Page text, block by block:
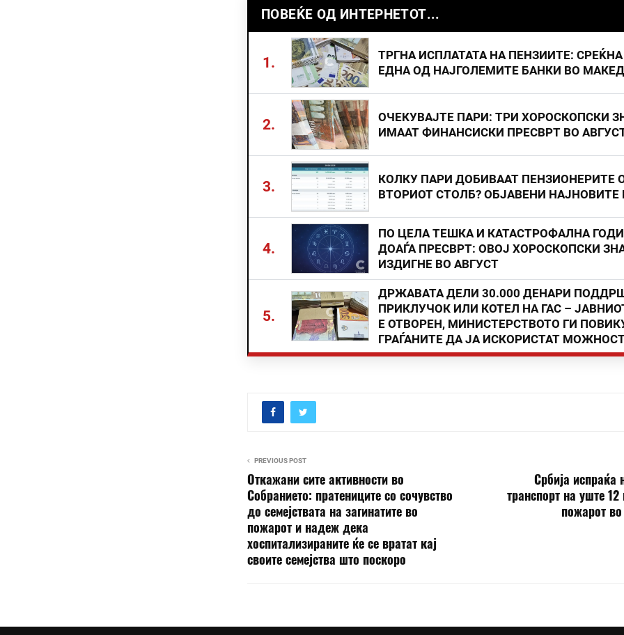
ПОВЕЌЕ ОД ИНТЕРНЕТОТ...
1.
ТРГНА ИСПЛАТАТА НА ПЕНЗИИТЕ:
ЕДНА ОД НАЈГОЛЕМИТЕ БАНКИ ВО
2.
ОЧЕКУВАЈТЕ ПАРИ: ТРИ ХОРОСКОПСКИ
ИМААТ ФИНАНСИСКИ ПРЕСВРТ ВО
3.
КОЛКУ ПАРИ ДОБИВААТ ПЕНЗИОНЕРИТЕ
ВТОРИОТ СТОЛБ? ОБЈАВЕНИ НАЈНОВИТЕ
4.
ПО ЦЕЛА ТЕШКА И КАТАСТРОФАЛНА
ДОАЃА ПРЕСВРТ: ОВОЈ ХОРОСКОПСКИ
ИЗДИГНЕ ВО АВГУСТ
5.
ДРЖАВАТА ДЕЛИ 30.000 ДЕНАРИ
ПРИКЛУЧОК ИЛИ КОТЕЛ НА ГАС –
Е ОТВОРЕН, МИНИСТЕРСТВОТО ГИ
ГРАЃАНИТЕ ДА ЈА ИСКОРИСТАТ
PREVIOUS POST
Откажани сите активности во
Собранието: пратениците со сочувство
до семејствата на загинатите во
пожарот и надеж дека
хоспитализираните ќе се вратат кај
своите семејства што поскоро
Србија испраќа
транспорт на уште
пожарот